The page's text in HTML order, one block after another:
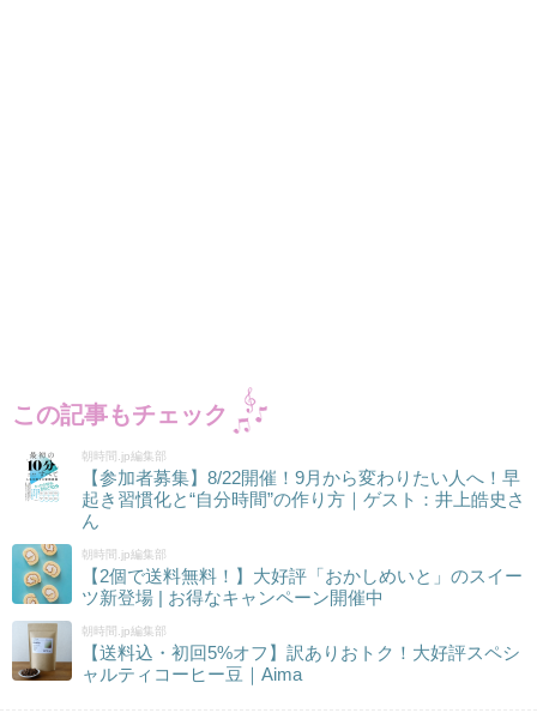
この記事もチェック
朝時間.jp編集部
【参加者募集】8/22開催！9月から変わりたい人へ！早
起き習慣化と“自分時間”の作り方｜ゲスト：井上皓史さ
ん
朝時間.jp編集部
【2個で送料無料！】大好評「おかしめいと」のスイー
ツ新登場 | お得なキャンペーン開催中
朝時間.jp編集部
【送料込・初回5%オフ】訳ありおトク！大好評スペシ
ャルティコーヒー豆｜Aima